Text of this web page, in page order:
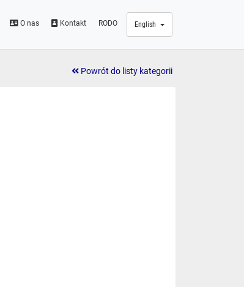
O nas Kontakt RODO English
Powrót do listy kategorii